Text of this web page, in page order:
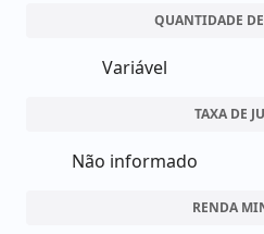
QUANTIDADE DE
Variável
TAXA DE
Não informado
RENDA